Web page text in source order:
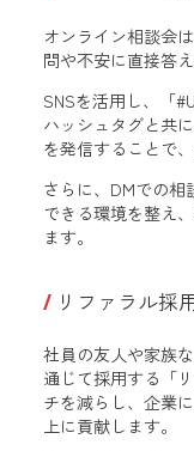
オンライン相談会
問や不安に直接答
SNSを活用し、「
ハッシュタグと共
を発信することで
さらに、DMでの相
できる環境を整え
ます。
リファラル採
社員の友人や家族
通じて採用する「
チを減らし、企業
上に貢献します。